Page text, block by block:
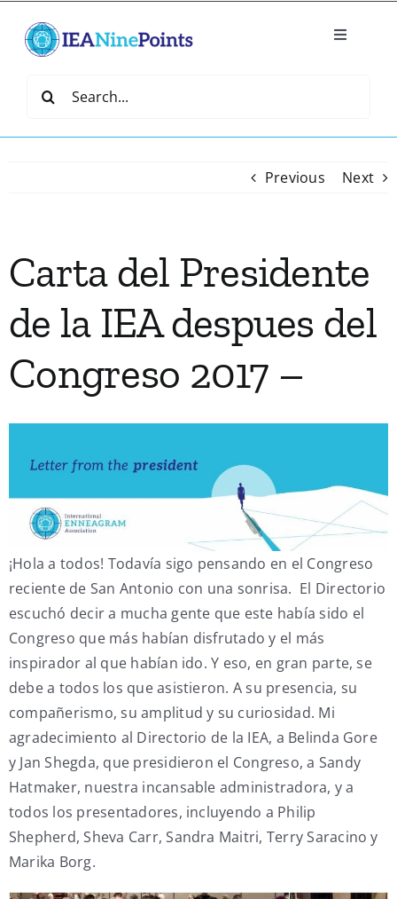
content
Toggle
Create
Events
Join IEA
IEA Directory
Search
Previous Next
Carta del Presidente
de la IEA despues del
Congreso 2017 –
¡Hola a todos! Todavía sigo pensando en el Congreso
reciente de San Antonio con una sonrisa. El Directorio
escuchó decir a mucha gente que este había sido el
Congreso que más habían disfrutado y el más
inspirador al que habían ido. Y eso, en gran parte, se
debe a todos los que asistieron. A su presencia, su
compañerismo, su amplitud y su curiosidad. Mi
agradecimiento al Directorio de la IEA, a Belinda Gore
y Jan Shegda, que presidieron el Congreso, a Sandy
Hatmaker, nuestra incansable administradora, y a
todos los presentadores, incluyendo a Philip
Shepherd, Sheva Carr, Sandra Maitri, Terry Saracino y
Marika Borg.